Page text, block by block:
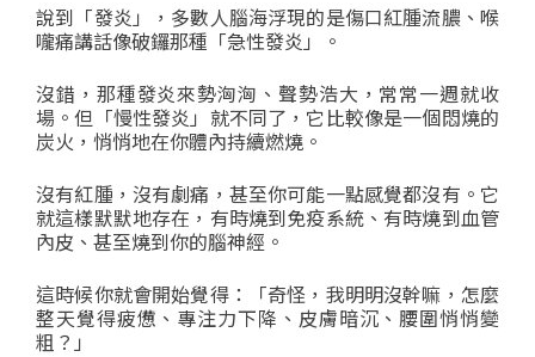
說到「發炎」，多數人腦海浮現的是傷口紅腫流膿、喉
嚨痛講話像破鑼那種「急性發炎」。
沒錯，那種發炎來勢洶洶、聲勢浩大，常常一週就收
場。但「慢性發炎」就不同了，它比較像是一個悶燒的
炭火，悄悄地在你體內持續燃燒。
沒有紅腫，沒有劇痛，甚至你可能一點感覺都沒有。它
就這樣默默地存在，有時燒到免疫系統、有時燒到血管
內皮、甚至燒到你的腦神經。
這時候你就會開始覺得：「奇怪，我明明沒幹嘛，怎麼
整天覺得疲憊、專注力下降、皮膚暗沉、腰圍悄悄變
粗？」